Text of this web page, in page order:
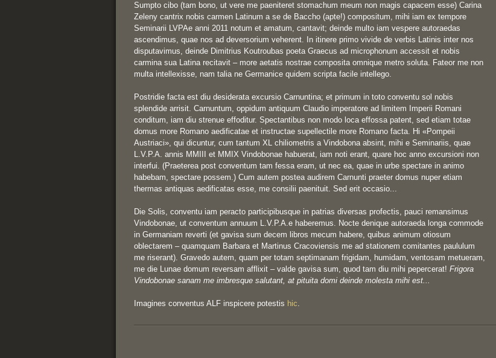
Sumpto cibo (tam bono, ut vere me paeniteret stomachum meum non magis capacem esse) Carina
Zeleny cantrix nobis carmen Latinum a se de Baccho (apte!) compositum, mihi iam ex tempore
Seminarii LVPAe anni 2011 notum et amatum, cantavit; deinde multo iam vespere autoraedas
ascendimus, quae nos ad deversorium veherent. In itinere primo vivide de verbis Latinis inter nos
disputavimus, deinde Dimitrius Koutroubas poeta Graecus ad microphonum accessit et nobis
carmina sua Latina recitavit – more aetatis nostrae composita omnique metro soluta. Fateor me non
multa intellexisse, nam talia ne Germanice quidem scripta facile intellego.
Postridie facta est diu desiderata excursio Carnuntina; et primum in toto conventu sol nobis
splendide arrisit. Carnuntum, oppidum antiquum Claudio imperatore ad limitem Imperii Romani
conditum, iam diu strenue effoditur. Spectantibus non modo loca effossa patent, sed etiam totae
domus more Romano aedificatae et instructae supellectile more Romano facta. Hi «Pompeii
Austriaci», qui dicuntur, cum tantum XL chiliometris a Vindobona absint, mihi e Seminariis, quae
L.V.P.A. annis MMIII et MMIX Vindobonae habuerat, iam noti erant, quare hoc anno excursioni non
interfui. (Praeterea post conventum tam fessa eram, ut nec ea, quae in urbe spectare in animo
habebam, spectare possem.) Cum autem postea audirem Carnunti praeter domus nuper etiam
thermas antiquas aedificatas esse, me consilii paenituit. Sed erit occasio...
Die Solis, conventu iam peracto participibusque in patrias diversas profectis, pauci remansimus
Vindobonae, ut conventum annuum L.V.P.A.e haberemus. Nocte denique autoraeda longa commode
in Germaniam reverti (et gavisa sum decem libros mecum habere, quibus animum otiosum
oblectarem – quamquam Barbara et Martinus Cracoviensis me ad stationem comitantes paululum
me riserant). Gravedo autem, quam per totam septimanam frigidam, humidam, ventosam metueram,
me die Lunae domum reversam afflixit – valde gavisa sum, quod tam diu mihi pepercerat! Frigora
Vindobonae sanam me imbresque salutant, at pituita domi deinde molesta mihi est...
Imagines conventus ALF inspicere potestis hic